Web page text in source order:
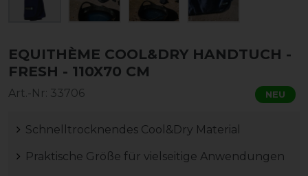
EQUITHÈME COOL&DRY HANDTUCH -
FRESH - 110X70 CM
Art.-Nr: 33706 NEU
Schnelltrocknendes Cool&Dry Material
Praktische Größe für vielseitige Anwendungen